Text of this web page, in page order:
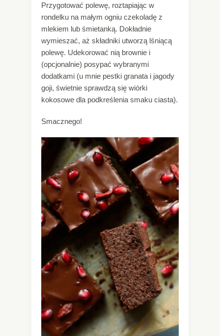
Przygotować polewę, roztapiając w
rondelku na małym ogniu czekoladę z
mlekiem lub śmietanką. Dokładnie
wymieszać, aż składniki utworzą lśniącą
polewę. Udekorować nią brownie i
(opcjonalnie) posypać wybranymi
dodatkami (u mnie pestki granata i jagody
goji, świetnie sprawdzą się wiórki
kokosowe dla podkreślenia smaku ciasta).
Smacznego!